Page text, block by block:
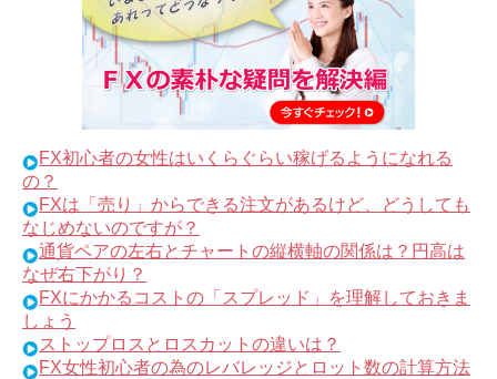
FX初心者の女性はいくらぐらい稼げるようになれる
の？
FXは「売り」からできる注文があるけど、どうしても
なじめないのですが？
通貨ペアの左右とチャートの縦横軸の関係は？円高は
なぜ右下がり？
FXにかかるコストの「スプレッド」を理解しておきま
しょう
ストップロスとロスカットの違いは？
FX女性初心者の為のレバレッジとロット数の計算方法